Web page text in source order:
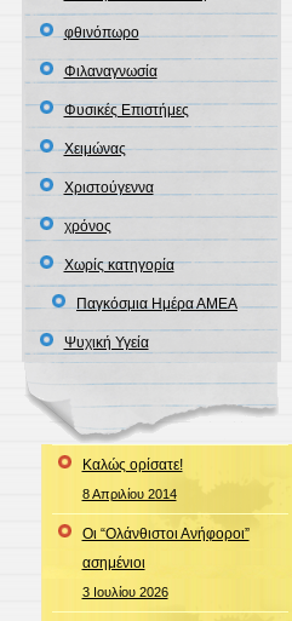
φθινόπωρο
Φιλαναγνωσία
Φυσικές Επιστήμες
Χειμώνας
Χριστούγεννα
χρόνος
Χωρίς κατηγορία
Παγκόσμια Ημέρα ΑΜΕΑ
Ψυχική Υγεία
Καλώς ορίσατε!
8 Απριλίου 2014
Οι “Ολάνθιστοι Ανήφοροι”
ασημένιοι
3 Ιουλίου 2026